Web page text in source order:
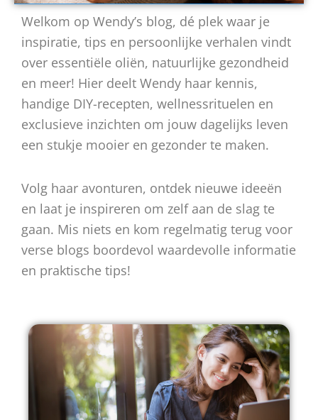
Welkom op Wendy’s blog, dé plek waar je
inspiratie, tips en persoonlijke verhalen vindt
over essentiële oliën, natuurlijke gezondheid
en meer! Hier deelt Wendy haar kennis,
handige DIY-recepten, wellnessrituelen en
exclusieve inzichten om jouw dagelijks leven
een stukje mooier en gezonder te maken.
Volg haar avonturen, ontdek nieuwe ideeën
en laat je inspireren om zelf aan de slag te
gaan. Mis niets en kom regelmatig terug voor
verse blogs boordevol waardevolle informatie
en praktische tips!